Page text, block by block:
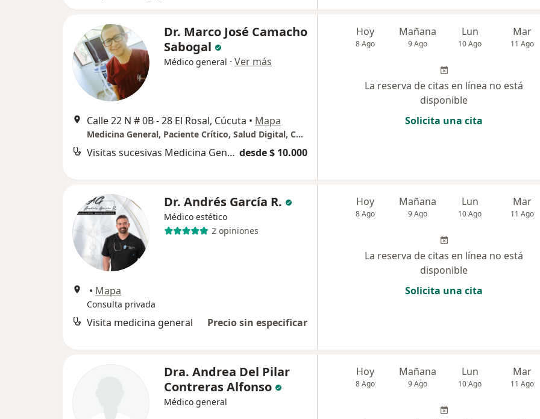
Dr. Marco José Camacho
Sabogal
Médico general · Ver más
Calle 22 N # 0B - 28 El Rosal, Cúcuta • Mapa
Medicina General, Paciente Crítico, Salud Digital, Control y Empoderamiento en Enfermedades Crónicas.
Visitas sucesivas Medicina General desde $ 10.000
Hoy
8 Ago
Mañana
9 Ago
Lun
10 Ago
Mar
11 Ago
La reserva de citas en línea no está
disponible
Solicita una cita
Dr. Andrés García R.
Médico estético
2 opiniones
• Mapa
Consulta privada
Visita medicina general Precio sin especificar
Hoy
8 Ago
Mañana
9 Ago
Lun
10 Ago
Mar
11 Ago
La reserva de citas en línea no está
disponible
Solicita una cita
Dra. Andrea Del Pilar
Contreras Alfonso
Médico general
Hoy
8 Ago
Mañana
9 Ago
Lun
10 Ago
Mar
11 Ago